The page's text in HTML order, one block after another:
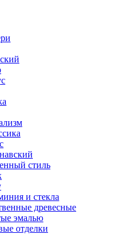
стиль
и стекла
древесные
эмалью
отделки